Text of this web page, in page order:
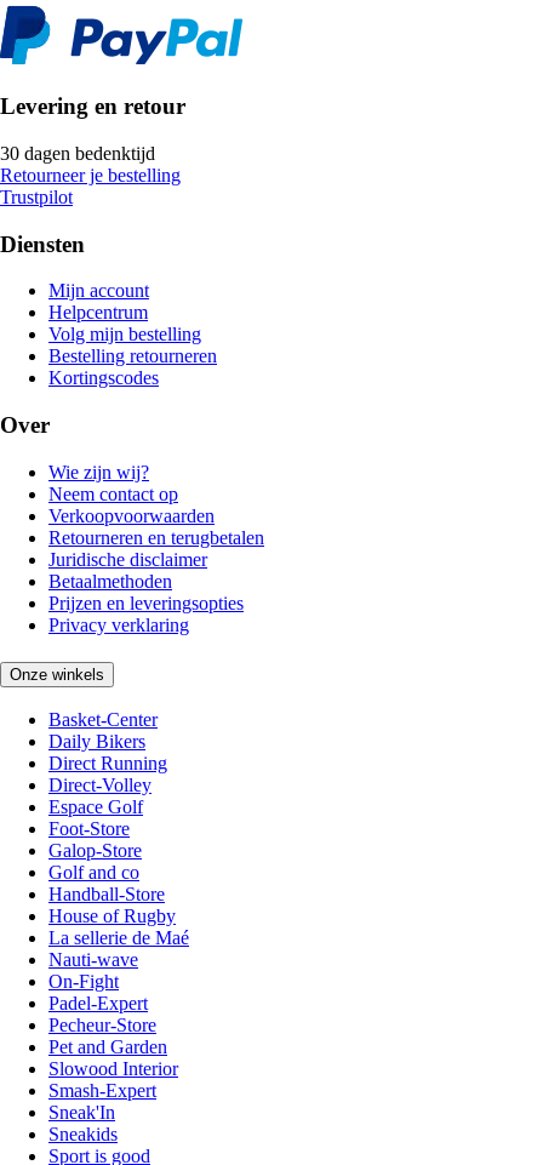
Levering en retour
30 dagen bedenktijd
Retourneer je bestelling
Trustpilot
Diensten
Mijn account
Helpcentrum
Volg mijn bestelling
Bestelling retourneren
Kortingscodes
Over
Wie zijn wij?
Neem contact op
Verkoopvoorwaarden
Retourneren en terugbetalen
Juridische disclaimer
Betaalmethoden
Prijzen en leveringsopties
Privacy verklaring
Onze winkels
Basket-Center
Daily Bikers
Direct Running
Direct-Volley
Espace Golf
Foot-Store
Galop-Store
Golf and co
Handball-Store
House of Rugby
La sellerie de Maé
Nauti-wave
On-Fight
Padel-Expert
Pecheur-Store
Pet and Garden
Slowood Interior
Smash-Expert
Sneak'In
Sneakids
Sport is good